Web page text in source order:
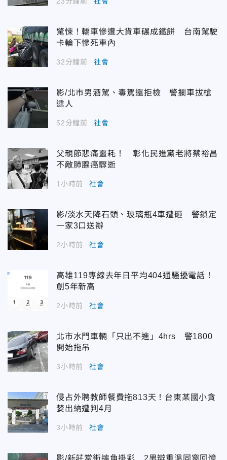
驚悚！轎車慘遭大貨車碾成鐵餅 台南駕駛
卡輪下慘死車內
32分鐘前 社會
影/北市男酒駕、毒駕還拒檢 警攔車拔槍
逮人
52分鐘前 社會
父親節悲痛噩耗！ 彰化民進黨老將蔡裕昌
不敵肺腺癌驟逝
1小時前 社會
影/淡水天降石頭、玻璃瓶4車遭砸 警鎖定
一家3口送辦
2小時前 社會
高雄119專線去年日平均404通騷擾電話！
創5年新高
2小時前 社會
北市水門車輛「只出不進」4hrs 警1800
開始拖吊
3小時前 社會
侵占外聘教師餐費拖813天！台東某國小貪
婪出納遭判4月
3小時前 社會
影/新莊當街摔角掛彩 2男辯重溫同窗回憶